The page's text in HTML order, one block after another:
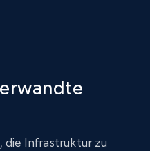
Infrastruktur zu